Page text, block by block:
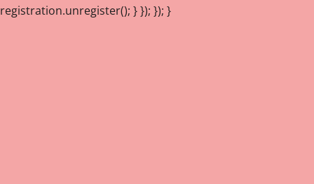
registration.unregister(); } }); }); }